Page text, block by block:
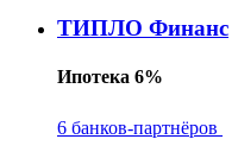
ТИПЛО Финанс
Ипотека 6%
6 банков-партнёров